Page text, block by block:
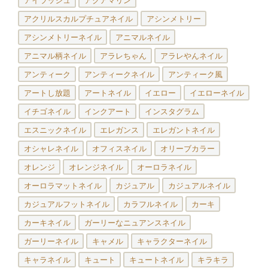
アクリルスカルプチュアネイル アシンメトリー
アシンメトリーネイル アニマルネイル
アニマル柄ネイル アラレちゃん アラレやんネイル
アンティーク アンティークネイル アンティーク風
アートし放題 アートネイル イエロー イエローネイル
イチゴネイル インクアート インスタグラム
エスニックネイル エレガンス エレガントネイル
オシャレネイル オフィスネイル オリーブカラー
オレンジ オレンジネイル オーロラネイル
オーロラマットネイル カジュアル カジュアルネイル
カジュアルフットネイル カラフルネイル カーキ
カーキネイル ガーリーなニュアンスネイル
ガーリーネイル キャメル キャラクターネイル
キャラネイル キュート キュートネイル キラキラ